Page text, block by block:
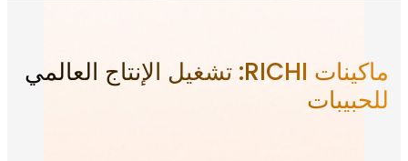
ماكينات RICHI: تشغيل الإنتاج العالمي